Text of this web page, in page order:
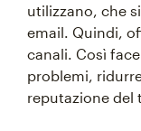
utilizzano, che
email. Quindi,
canali. Così
problemi,
reputazione del